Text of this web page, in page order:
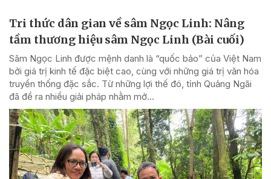
Tri thức dân gian về sâm Ngọc Linh: Nâng
tầm thương hiệu sâm Ngọc Linh (Bài cuối)
Sâm Ngọc Linh được mệnh danh là “quốc bảo” của Việt Nam
bởi giá trị kinh tế đặc biệt cao, cùng với những giá trị văn hóa
truyền thống đặc sắc. Từ những lợi thế đó, tỉnh Quảng Ngãi
đã đề ra nhiều giải pháp nhằm mở...